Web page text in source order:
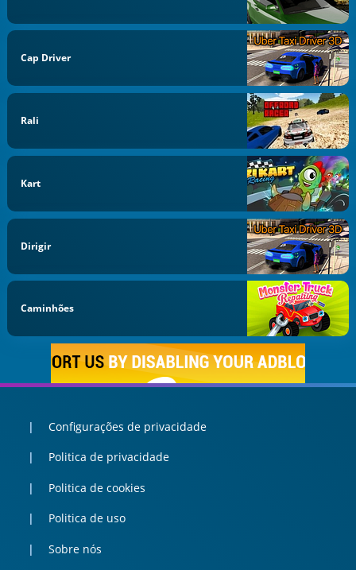
Cap Driver
Rali
Kart
Dirigir
Caminhões
Configurações de privacidade
Politica de privacidade
Politica de cookies
Politica de uso
Sobre nós